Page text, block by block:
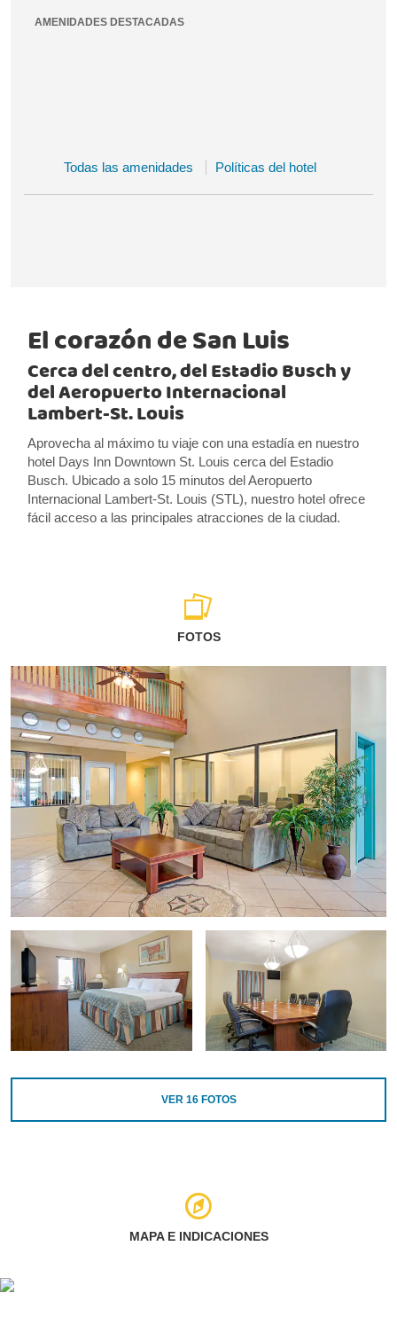
AMENIDADES DESTACADAS
Todas las amenidades Políticas del hotel
El corazón de San Luis
Cerca del centro, del Estadio Busch y
del Aeropuerto Internacional
Lambert-St. Louis
Aprovecha al máximo tu viaje con una estadía en nuestro
hotel Days Inn Downtown St. Louis cerca del Estadio
Busch. Ubicado a solo 15 minutos del Aeropuerto
Internacional Lambert-St. Louis (STL), nuestro hotel ofrece
fácil acceso a las principales atracciones de la ciudad.
FOTOS
VER 16FOTOS
MAPA E INDICACIONES